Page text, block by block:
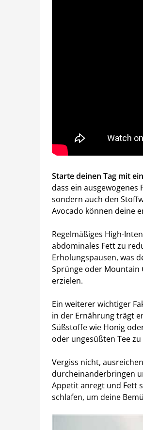
Starte deinen Tag mit
dass ein
sondern auch den
Avocado können deine
Regelmäßiges High-
abdominales Fett zu
Erholungspausen, was
Sprünge oder Mountain
erzielen.
Ein weiterer wichtiger
in der Ernährung trägt
Süßstoffe wie Honig
oder ungesüßten Tee
Vergiss nicht,
durcheinanderbringen
Appetit anregt und Fett
schlafen, um deine